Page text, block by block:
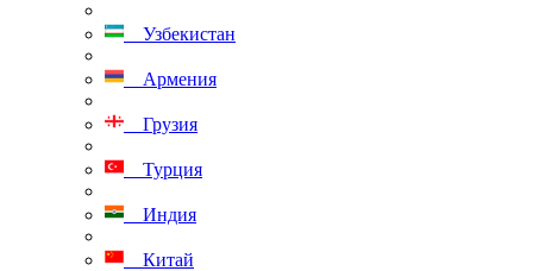
Узбекистан
Армения
Грузия
Турция
Индия
Китай